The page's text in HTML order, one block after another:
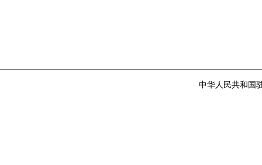
中华人民共和国